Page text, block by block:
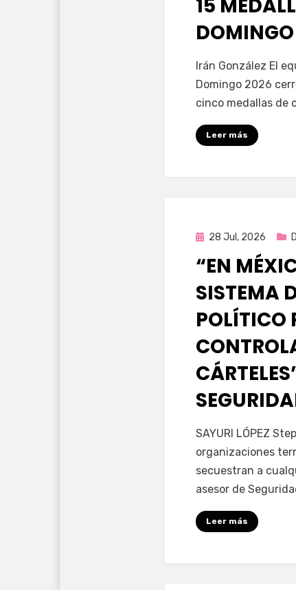
15
porFernando
Irán González El
Domingo 2026
cinco medallas de
Leer más
Publicada
28 Jul, 2026
“EN
SISTEMA
POLÍTICO
porFernando
SAYURI LÓPEZ
organizaciones
secuestran a
asesor de
Leer más